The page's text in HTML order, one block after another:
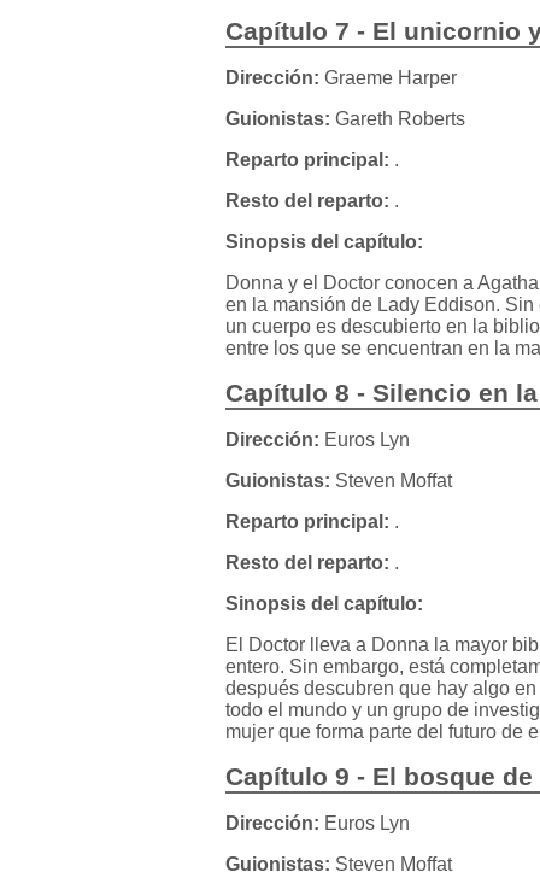
Capítulo 7 - El unicornio
Dirección: Graeme Harper
Guionistas: Gareth Roberts
Reparto principal: .
Resto del reparto: .
Sinopsis del capítulo:
Donna y el Doctor conocen a
en la mansión de Lady Eddison.
un cuerpo es descubierto en la
entre los que se encuentran en la
Capítulo 8 - Silencio en
Dirección: Euros Lyn
Guionistas: Steven Moffat
Reparto principal: .
Resto del reparto: .
Sinopsis del capítulo:
El Doctor lleva a Donna la mayor
entero. Sin embargo, está
después descubren que hay algo
todo el mundo y un grupo de
mujer que forma parte del futuro de
Capítulo 9 - El bosque
Dirección: Euros Lyn
Guionistas: Steven Moffat